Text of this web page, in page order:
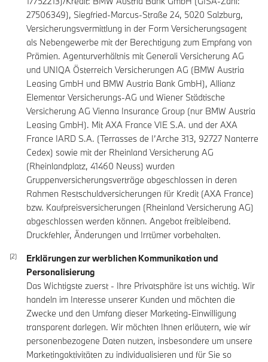
27506349), Siegfried-Marcus-Straße 24, 5020 Salzburg,
Versicherungsvermittlung in der Form Versicherungsagent
als Nebengewerbe mit der Berechtigung zum Empfang von
Prämien. Agenturverhältnis mit Generali Versicherung AG
und UNIQA Österreich Versicherungen AG (BMW Austria
Leasing GmbH und BMW Austria Bank GmbH), Allianz
Elementar Versicherungs-AG und Wiener Städtische
Versicherung AG Vienna Insurance Group (nur BMW Austria
Leasing GmbH). Mit AXA France VIE S.A. und der AXA
France IARD S.A. (Terrasses de I’Arche 313, 92727 Nanterre
Cedex) sowie mit der Rheinland Versicherung AG
(Rheinlandplatz, 41460 Neuss) wurden
Gruppenversicherungsverträge abgeschlossen in deren
Rahmen Restschuldversicherungen für Kredit (AXA France)
bzw. Kaufpreisversicherungen (Rheinland Versicherung AG)
abgeschlossen werden können. Angebot freibleibend.
Druckfehler, Änderungen und Irrtümer vorbehalten.
Erklärungen zur werblichen Kommunikation und
Personalisierung
Das Wichtigste zuerst - Ihre Privatsphäre ist uns wichtig. Wir
handeln im Interesse unserer Kunden und möchten die
Zwecke und den Umfang dieser Marketing-Einwilligung
transparent darlegen. Wir möchten Ihnen erläutern, wie wir
personenbezogene Daten nutzen, insbesondere um unsere
Marketingaktivitäten zu individualisieren und für Sie so